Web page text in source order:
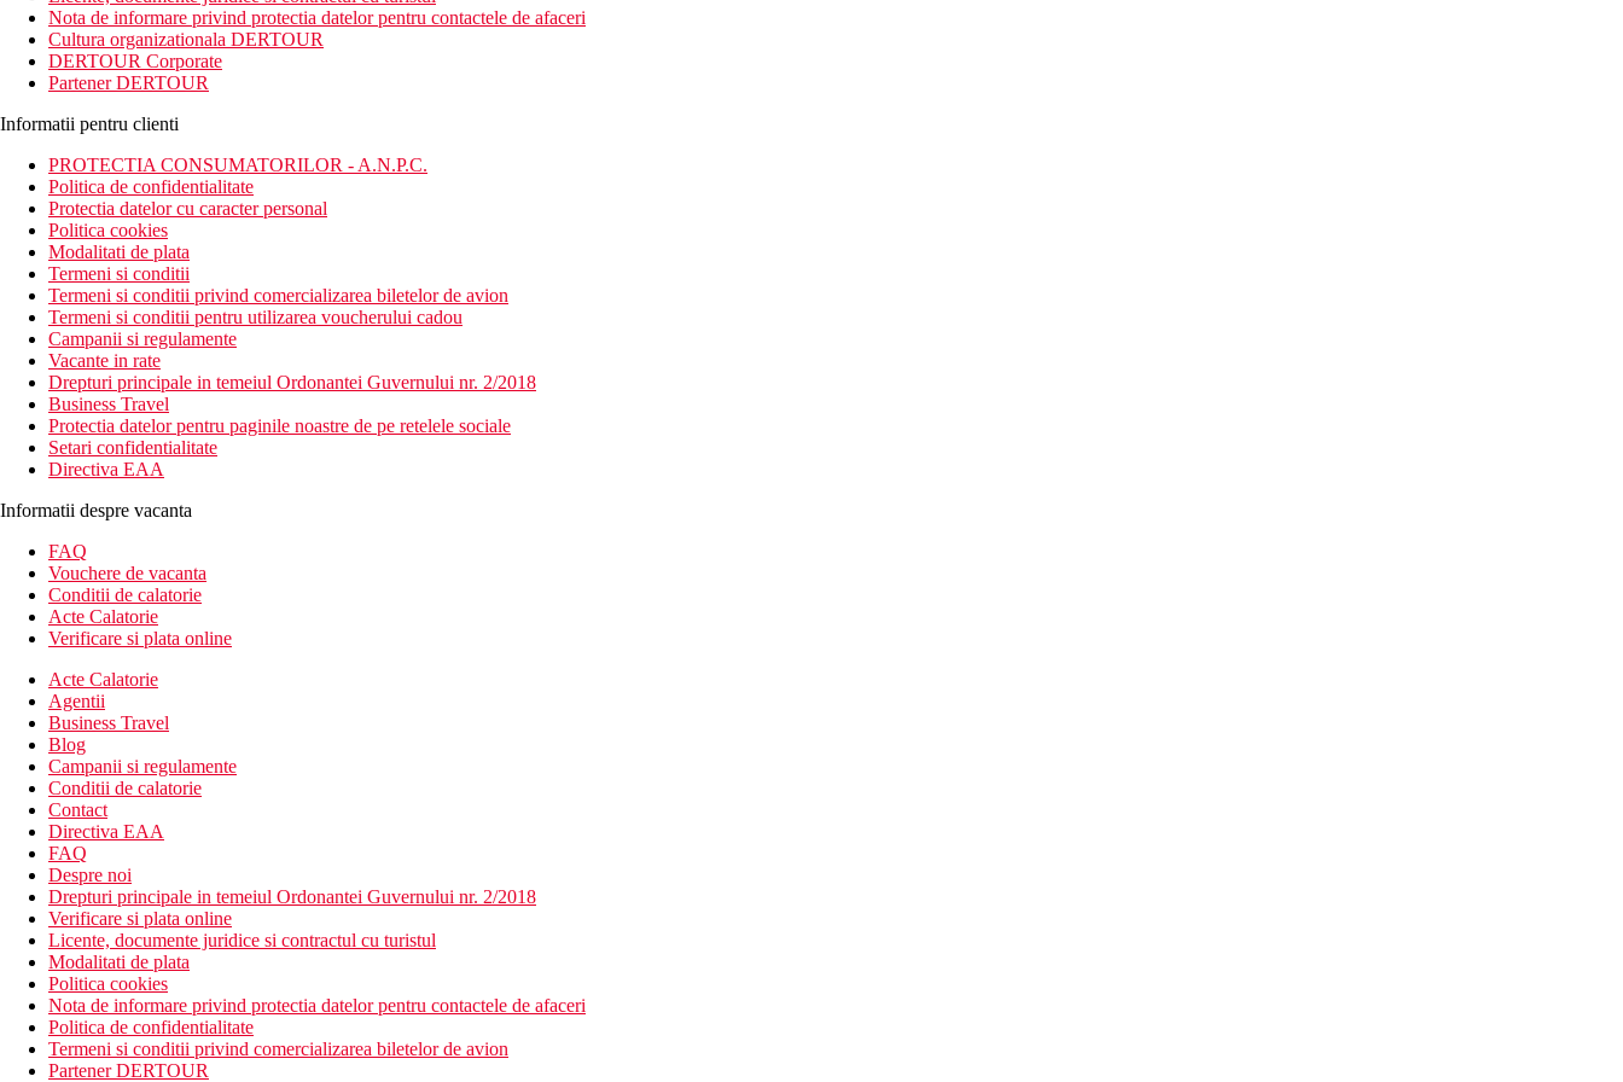
Distanta
plaje: pe plaja
aeroport: 90 km
centru: 1 km
optiuni de cumparaturi: 1 km
Descrierea camerei
Camera dubla superioara (aprox. 37 m2) cat si celelate camere dispun de:
aer conditionat
TV
telefon
Wi-Fi (gratuit)
seif (gratuit)
baie privata (camera, uscator de par, toaleta)
minibar
aparat de cafea
balcon
Descrierea hotelului
Hotelul dispune de:
​​receptie
restaurant principal
piscina exterioara
piscina interioara (incalzita)
bar "Palazzo Lobby Lounge"
bar "Alibaba VIP Lounge"
cofetarie "Palazzo Patisserie"
restaurant a la carte "Mezzo" - bucatarie mediteraneana
Wi-Fi (gratuit)
cazino
inchiriere auto (contra cost)
narghilea (contra cost)
fotograf (contra cost)
coafor (contra cost)
sali de conferinta
centru wellness & SPA (contra cost)
fitness
club pentru copii (4 - 16 ani)
schimb valutar
Descrierea plajei
plaja nisipoasa mai mica
privata
sezlonguri si umbrele gratuite
Nota de informare privind protectia datelor pentru contactele de afaceri
Cultura organizationala DERTOUR
DERTOUR Corporate
Partener DERTOUR
Informatii pentru clienti
PROTECTIA CONSUMATORILOR - A.N.P.C.
Politica de confidentialitate
Protectia datelor cu caracter personal
Politica cookies
Modalitati de plata
Termeni si conditii
Termeni si conditii privind comercializarea biletelor de avion
Termeni si conditii pentru utilizarea voucherului cadou
Campanii si regulamente
Vacante in rate
Drepturi principale in temeiul Ordonantei Guvernului nr. 2/2018
Business Travel
Protectia datelor pentru paginile noastre de pe retelele sociale
Setari confidentialitate
Directiva EAA
Informatii despre vacanta
FAQ
Vouchere de vacanta
Conditii de calatorie
Acte Calatorie
Verificare si plata online
Acte Calatorie
Agentii
Business Travel
Blog
Campanii si regulamente
Conditii de calatorie
Contact
Directiva EAA
FAQ
Despre noi
Drepturi principale in temeiul Ordonantei Guvernului nr. 2/2018
Verificare si plata online
Licente, documente juridice si contractul cu turistul
Modalitati de plata
Politica cookies
Nota de informare privind protectia datelor pentru contactele de afaceri
Politica de confidentialitate
Termeni si conditii privind comercializarea biletelor de avion
Partener DERTOUR